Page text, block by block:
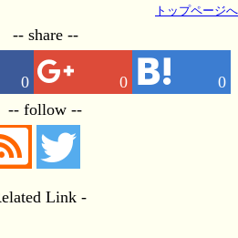
トップページへ
-- share --
0 0 0
-- follow --
Link -